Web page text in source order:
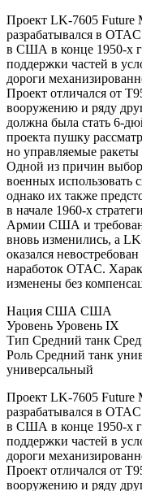
Проект LK-7605 Future
разрабатывался в
в США в конце 1950-х
поддержки частей в
дороги
Проект отличался от
вооружению и ряду
должна была стать 6-
проекта пушку
но управляемые ракеты
Одной из причин
военных использовать
однако их также
в начале 1960-х
Армии США и
вновь изменились, а
оказался
наработок OTAC.
изменены без
Нация США США
Уровень Уровень IX
Тип Средний танк
Роль Средний танк
универсальный
Проект LK-7605 Future
разрабатывался в
в США в конце 1950-х
поддержки частей в
дороги
Проект отличался от
вооружению и ряду